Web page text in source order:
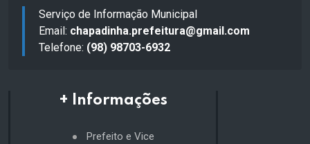
Serviço de Informação Municipal
Email: chapadinha.prefeitura@gmail.com
Telefone: (98) 98703-6932
+ Informações
Prefeito e Vice